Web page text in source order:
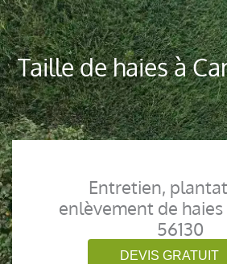
Taille de haies à
Entretien,
enlèvement de
56130
DEVIS GRATUIT